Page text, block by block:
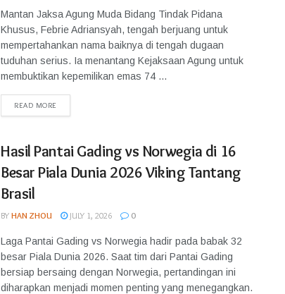
Mantan Jaksa Agung Muda Bidang Tindak Pidana
Khusus, Febrie Adriansyah, tengah berjuang untuk
mempertahankan nama baiknya di tengah dugaan
tuduhan serius. Ia menantang Kejaksaan Agung untuk
membuktikan kepemilikan emas 74 ...
READ MORE
Hasil Pantai Gading vs Norwegia di 16
Besar Piala Dunia 2026 Viking Tantang
Brasil
BY HAN ZHOU JULY 1, 2026 0
Laga Pantai Gading vs Norwegia hadir pada babak 32
besar Piala Dunia 2026. Saat tim dari Pantai Gading
bersiap bersaing dengan Norwegia, pertandingan ini
diharapkan menjadi momen penting yang menegangkan.